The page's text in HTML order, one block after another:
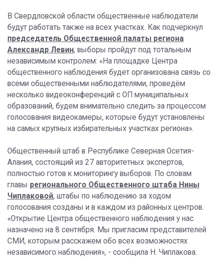
В Свердловской области общественные наблюдатели
будут работать также на всех участках. Как подчеркнул
председатель Общественной палаты региона
Александр Левин, выборы пройдут под тотальным
независимым контролем: «На площадке Центра
общественного наблюдения будет организована связь со
всеми общественными наблюдателями, проведём
несколько видеоконференций с ОП муниципальных
образований, будем внимательно следить за процессом
голосования видеокамеры, которые будут установлены
на самых крупных избирательных участках региона».
Общественный штаб в Республике Северная Осетия-
Алания, состоящий из 27 авторитетных экспертов,
полностью готов к мониторингу выборов. По словам
главы регионального Общественного штаба Нины
Чиплаковой, штабы по наблюдению за ходом
голосования созданы и в каждом из районных центров.
«Открытие Центра общественного наблюдения у нас
назначено на 8 сентября. Мы пригласим представителей
СМИ, которым расскажем обо всех возможностях
независимого наблюдения», - сообщила Н. Чиплакова.